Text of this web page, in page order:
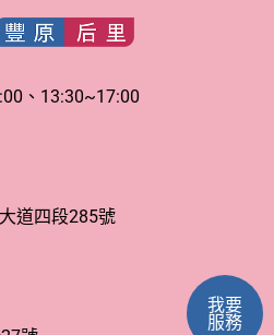
、13:30~17:00
道四段285號
我要
服務